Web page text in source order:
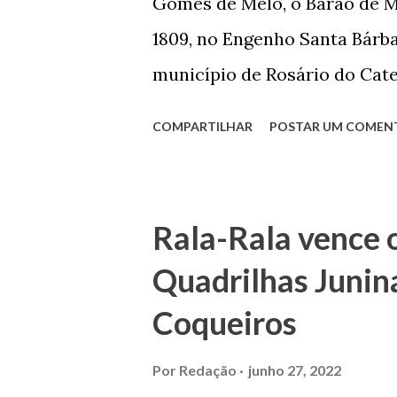
incontáveis vezes que
normal em trocas de gorjetas
1809, no Engenho Santa
município de Rosário do
apontam que alguns
apropriar-se da volumosa
de Janeiro e casou-se com
COMPARTILHAR POSTAR UM
Rala-Rala vence
Quadrilhas
Coqueiros
Por Redação junho 27, 2022